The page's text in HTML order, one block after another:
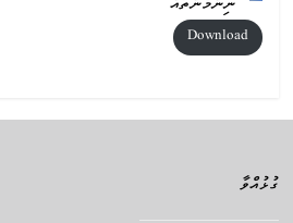
Download
ގުޅުއްވާ